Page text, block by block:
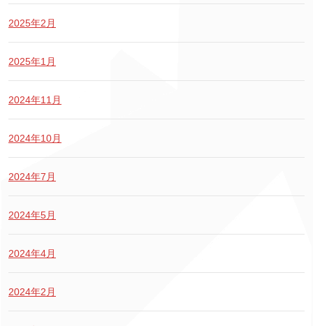
2025年2月
2025年1月
2024年11月
2024年10月
2024年7月
2024年5月
2024年4月
2024年2月